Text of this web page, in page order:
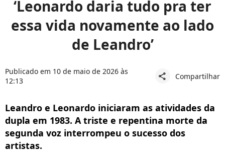
‘Leonardo daria tudo pra ter
essa vida novamente ao lado
de Leandro’
Publicado em 10 de maio de 2026 às
12:13
share Compartilhar
Leandro e Leonardo iniciaram as atividades da
dupla em 1983. A triste e repentina morte da
segunda voz interrompeu o sucesso dos
artistas.